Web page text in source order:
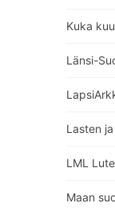
Kuka
Länsi-
Lasten
LML
Maan